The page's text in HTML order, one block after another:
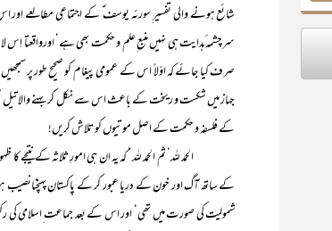
شائع ہونے والی تفسیر ِسورئہ یوسف ؑ کے اجتماعی مطالعے اور
سرچشمہ ٔہدایت ہی نہیں منبع ِعلم و حکمت بھی ہے‘
صرف کیا جائے کہ اوّلاً اس کے عمومی پیغام کو صحیح طور پر
جہاز میں شکست و ریخت کے باعث اس سے نکل کر بہنے والا تیل
کے فلسفہ و حکمت کے اصل موتیوں کو تلاش کریں!
الحمد للہ‘ ثم الحمد للہ ‘ کہ یہ ان ہی امورِ ثلاثہ کے نتیجے
کے ساتھ آگ اور خون کے دریا عبور کر کے پاکستان پہنچنانصیب
شمولیت کی صورت میں تھی‘ اور اس کے بعد جماعت